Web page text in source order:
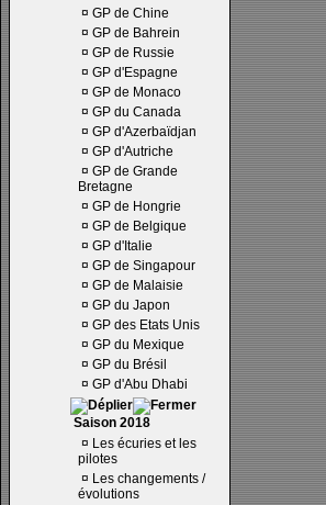
¤ GP de Chine
¤ GP de Bahrein
¤ GP de Russie
¤ GP d'Espagne
¤ GP de Monaco
¤ GP du Canada
¤ GP d'Azerbaïdjan
¤ GP d'Autriche
¤ GP de Grande
Bretagne
¤ GP de Hongrie
¤ GP de Belgique
¤ GP d'Italie
¤ GP de Singapour
¤ GP de Malaisie
¤ GP du Japon
¤ GP des Etats Unis
¤ GP du Mexique
¤ GP du Brésil
¤ GP d'Abu Dhabi
Saison 2018
¤ Les écuries et les
pilotes
¤ Les changements /
évolutions